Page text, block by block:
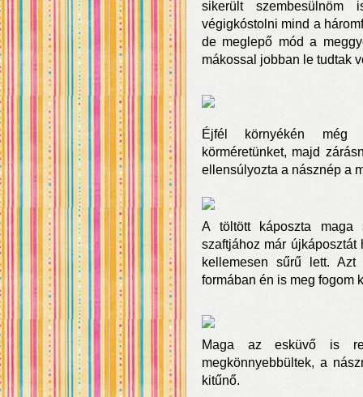
sikerült
végigkóstolni mind a
de meglepő mód a
mákossal jobban le tudtak
Éjfél környékén még
körméretünket, majd
ellensúlyozta a násznép a
A töltött káposzta maga
szaftjához már
kellemesen sűrű lett.
formában én is meg fogom
Maga az esküvő is
megkönnyebbültek, a
kitűnő.